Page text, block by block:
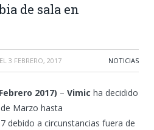
de sala en
EL 3 FEBRERO, 2017 NOTICIAS
2017) – Vimic ha decidido
Marzo hasta
debido a circunstancias fuera de